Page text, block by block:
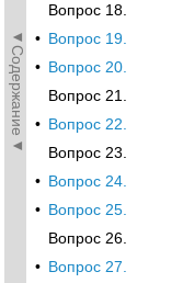
◄Содержание◄
Вопрос 18.
• Вопрос 19.
• Вопрос 20.
Вопрос 21.
• Вопрос 22.
Вопрос 23.
• Вопрос 24.
• Вопрос 25.
Вопрос 26.
• Вопрос 27.